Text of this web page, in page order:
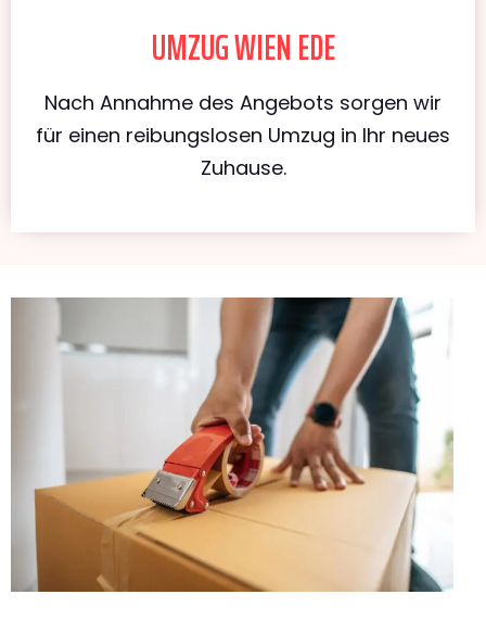
UMZUG WIEN EDE
Nach Annahme des Angebots sorgen wir
für einen reibungslosen Umzug in Ihr neues
Zuhause.